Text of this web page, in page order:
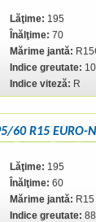
Lăţime: 195
Înălţime: 70
Mărime jantă:
Indice greutate:
Indice viteză: R
60 R15 EURO-
Lăţime: 195
Înălţime: 60
Mărime jantă: R15
Indice greutate: 88